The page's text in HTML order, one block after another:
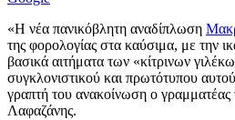
«Η νέα πανικόβλητη αναδίπλωση
της φορολογίας στα καύσιμα, με την
βασικά αιτήματα των «κίτρινων
συγκλονιστικού και πρωτότυπου αυτού
γραπτή του ανακοίνωση ο
Λαφαζάνης.